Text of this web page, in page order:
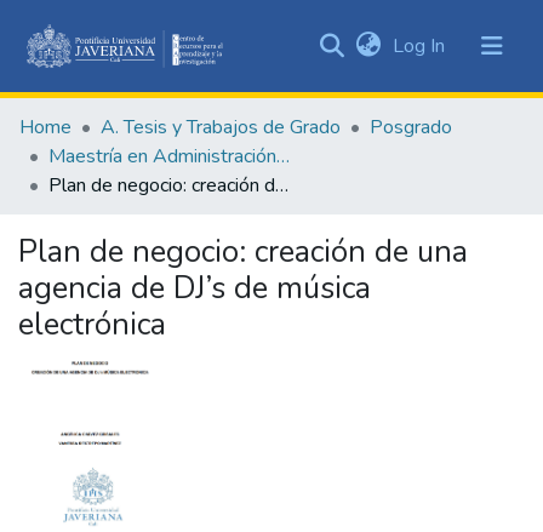
&
Collections
All of DSpace
Statistics
Log In (current)
Home A. Tesis y Trabajos de Grado
Posgrado
Maestría en Administración de Empresas
Plan de negocio: creación de una agencia de DJ’s de música electrónica
Plan de negocio: creación de una
agencia de DJ’s de música
electrónica